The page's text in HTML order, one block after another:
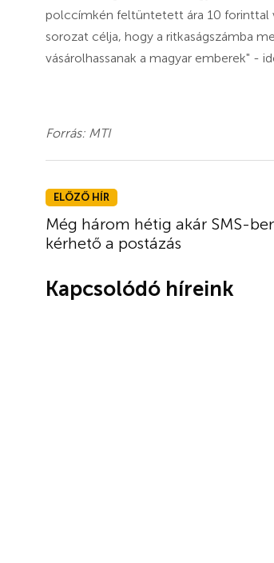
polccímkén feltüntetett ára 10 forinttal
sorozat célja, hogy a ritkaságszámba
vásárolhassanak a magyar emberek" -
Forrás: MTI
ELŐZŐ HÍR
Még három hétig akár SMS-
kérhető a postázás
Kapcsolódó híreink